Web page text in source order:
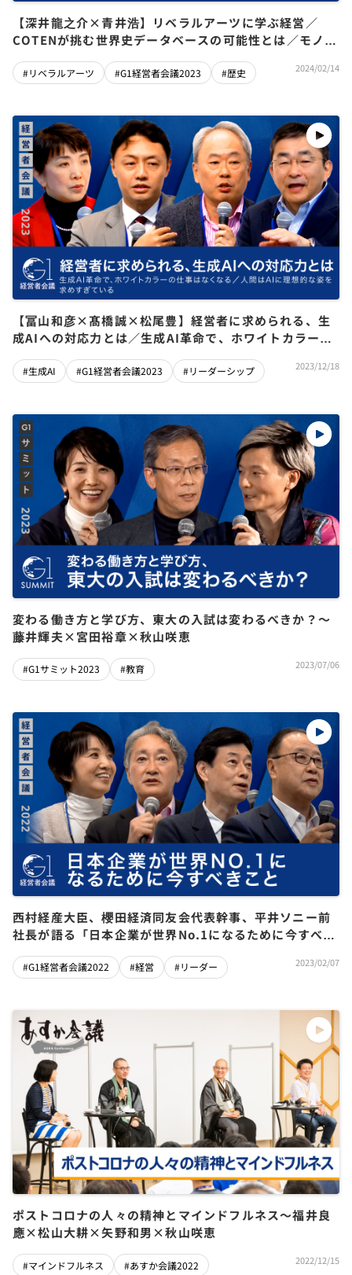
【深井龍之介×青井浩】リベラルアーツに学ぶ経営／
COTENが挑む世界史データベースの可能性とは／モノの
時代から「人文学」の時代へ／日本人は未だに「禊」と
「穢れ」の文化を持っている
#リベラルアーツ #G1経営者会議2023 #歴史 2024/02/14
【冨山和彦×髙橋誠×松尾豊】経営者に求められる、生
成AIへの対応力とは／生成AI革命で、ホワイトカラーの
仕事はなくなる／人間はAIに理想的な姿を求めすぎてい
る#生成AI #G1経営者会議2023 #リーダーシップ 2023/12/18
変わる働き方と学び方、東大の入試は変わるべきか？～
藤井輝夫×宮田裕章×秋山咲恵
#G1サミット2023 #教育 2023/07/06
西村経産大臣、櫻田経済同友会代表幹事、平井ソニー前
社長が語る「日本企業が世界No.1になるために今すべき
#G1経営者会議2022 #経営 #リーダー 2023/02/07
ポストコロナの人々の精神とマインドフルネス～福井良
應×松山大耕×矢野和男×秋山咲恵
#マインドフルネス #あすか会議2022 2022/12/15